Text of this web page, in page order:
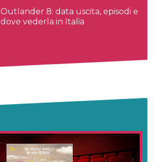
Outlander 8: data uscita, episodi e
dove vederla in Italia